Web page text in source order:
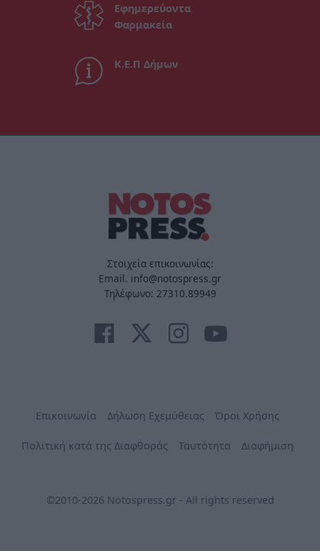
Εφημερεύοντα
Φαρμακεία
Κ.Ε.Π Δήμων
Στοιχεία επικοινωνίας:
Email. info@notospress.gr
Τηλέφωνο: 27310.89949
Επικοινωνία Δήλωση Εχεμύθειας Όροι Χρήσης
Πολιτική κατά της Διαφθοράς Ταυτότητα Διαφήμιση
©2010-2026 Notospress.gr - All rights reserved